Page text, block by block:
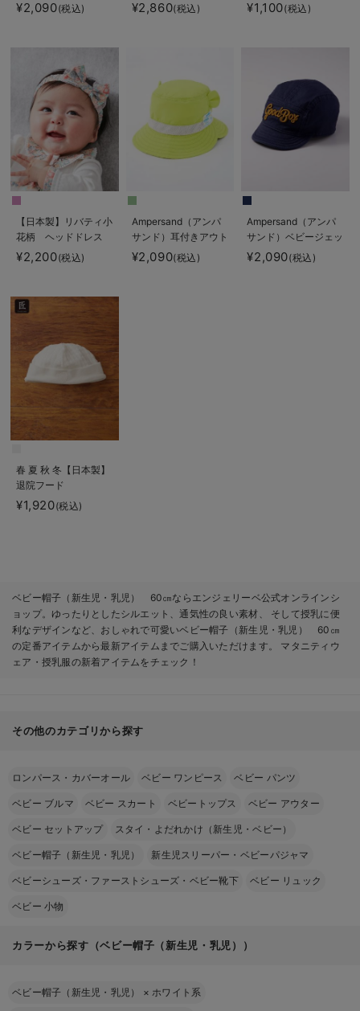
¥2,090(税込) ット
¥2,860(税込) ドレス
¥1,100(税込)
【日本製】リバティ小
花柄 ヘッドドレス
¥2,200(税込)
Ampersand（アンパ
サンド）耳付きアウト
ドアハット
¥2,090(税込)
Ampersand（アンパ
サンド）ベビージェッ
トキャップ
¥2,090(税込)
春 夏 秋 冬【日本製】
退院フード
¥1,920(税込)
ベビー帽子（新生児・乳児） 60㎝ならエンジェリーベ公式オンラインシ
ョップ。ゆったりとしたシルエット、通気性の良い素材、 そして授乳に便
利なデザインなど、おしゃれで可愛いベビー帽子（新生児・乳児） 60㎝
の定番アイテムから最新アイテムまでご購入いただけます。 マタニティウ
ェア・授乳服の新着アイテムをチェック！
その他のカテゴリから探す
ロンパース・カバーオール ベビー ワンピース ベビー パンツ
ベビー ブルマ ベビー スカート ベビートップス ベビー アウター
ベビー セットアップ スタイ・よだれかけ（新生児・ベビー）
ベビー帽子（新生児・乳児） 新生児スリーパー・ベビーパジャマ
ベビーシューズ・ファーストシューズ・ベビー靴下 ベビー リュック
ベビー 小物
カラーから探す（ベビー帽子（新生児・乳児））
ベビー帽子（新生児・乳児） ×ホワイト系